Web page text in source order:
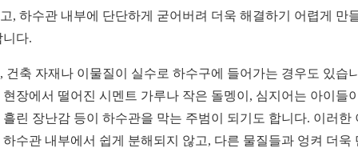
, 하수관 내부에 단단하게 굳어버려 더욱 해결하기 어렵게 만
니다.
건축 자재나 이물질이 실수로 하수구에 들어가는 경우도 있습
현장에서 떨어진 시멘트 가루나 작은 돌멩이, 심지어는 아이들
흘린 장난감 등이 하수관을 막는 주범이 되기도 합니다. 이러한
하수관 내부에서 쉽게 분해되지 않고, 다른 물질들과 엉켜 더욱